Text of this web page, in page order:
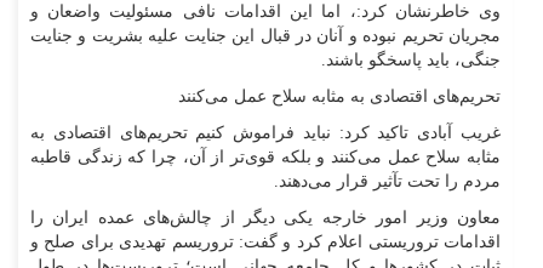
وی خاطرنشان کرد:، اما این اقدامات نافی مسئولیت واضعان و
مجریان تحریم نبوده و آنان در قبال این جنایت علیه بشریت و جنایت
جنگی، باید پاسخگو باشند.
تحریم‌های اقتصادی به مثابه سلاح عمل می‌کنند
غریب آبادی تاکید کرد: نباید فراموش کنیم تحریم‌های اقتصادی به
مثابه سلاح عمل می‌کنند و بلکه قوی‌تر از آن، چرا که زندگی قاطبه
مردم را تحت تآثیر قرار می‌دهند.
معاون وزیر امور خارجه یکی دیگر از چالش‌های عمده ایران را
اقدامات تروریستی اعلام کرد و گفت: تروریسم تهدیدی برای صلح و